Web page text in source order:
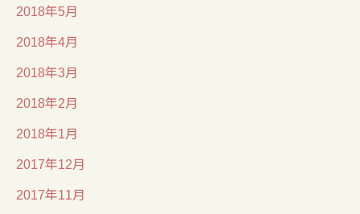
2018年5月
2018年4月
2018年3月
2018年2月
2018年1月
2017年12月
2017年11月